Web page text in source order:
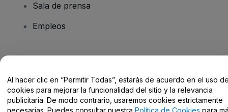
Sala de prensa
Empleos
Centro de Ayuda / Contacto
Al hacer clic en “Permitir Todas”, estarás de acuerdo en el uso
cookies para mejorar la funcionalidad del sitio y la relevancia
publicitaria. De modo contrario, usaremos cookies estrictamente
necesarias. Puedes consultar nuestra Política de Cookies para